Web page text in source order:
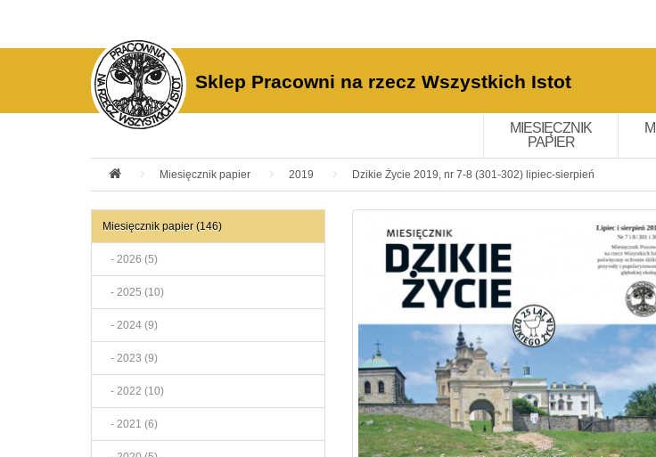
Sklep Pracowni na rzecz Wszystkich Istot
MIESIĘCZNIK
PAPIER
Miesięcznik papier 2019 Dzikie Życie 2019, nr 7-8 (301-302) lipiec-sierpień
Miesięcznik papier (146)
- 2026 (5)
- 2025 (10)
- 2024 (9)
- 2023 (9)
- 2022 (10)
- 2021 (6)